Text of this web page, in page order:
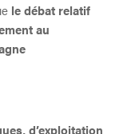
le débat relatif
au
d’exploitation